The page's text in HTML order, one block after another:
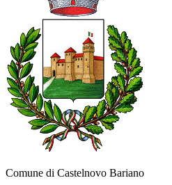
Comune di Castelnovo Bariano